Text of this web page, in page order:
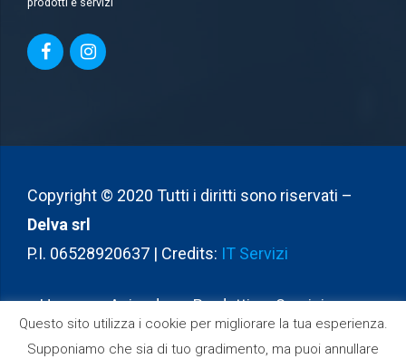
Copyright © 2020 Tutti i diritti sono riservati –
Delva srl
P.I. 06528920637 | Credits: IT Servizi
Home Azienda Prodotti Servizi
Partners Contatti
Questo sito utilizza i cookie per migliorare la tua esperienza.
Supponiamo che sia di tuo gradimento, ma puoi annullare